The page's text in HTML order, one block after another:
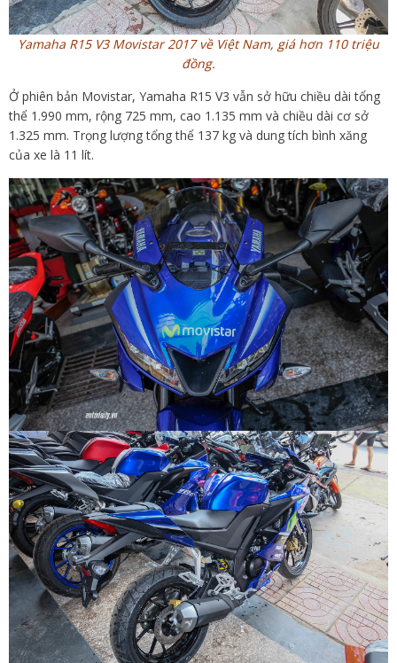
Yamaha R15 V3 Movistar 2017 về Việt Nam, giá hơn 110 triệu
đồng.
Ở phiên bản Movistar, Yamaha R15 V3 vẫn sở hữu chiều dài tổng
thể 1.990 mm, rộng 725 mm, cao 1.135 mm và chiều dài cơ sở
1.325 mm. Trọng lượng tổng thể 137 kg và dung tích bình xăng
của xe là 11 lít.